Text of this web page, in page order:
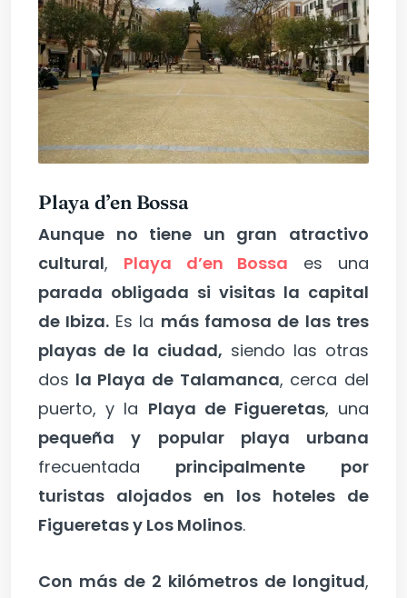
Playa d’en Bossa
Aunque no tiene un gran atractivo
cultural, Playa d’en Bossa es una
parada obligada si visitas la capital
de Ibiza. Es la más famosa de las tres
playas de la ciudad, siendo las otras
dos la Playa de Talamanca, cerca del
puerto, y la Playa de Figueretas, una
pequeña y popular playa urbana
frecuentada principalmente por
turistas alojados en los hoteles de
Figueretas y Los Molinos.
Con más de 2 kilómetros de longitud,